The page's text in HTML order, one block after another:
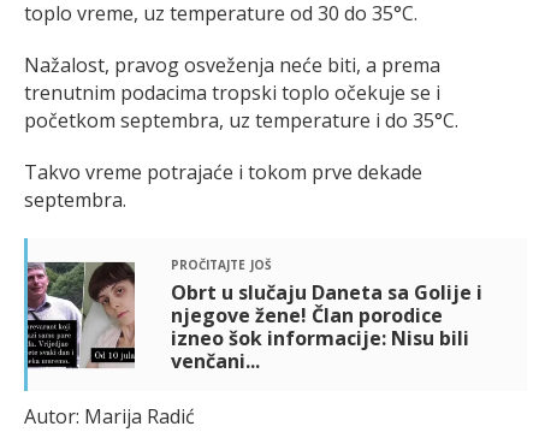
toplo vreme, uz temperature od 30 do 35°C.
Nažalost, pravog osveženja neće biti, a prema
trenutnim podacima tropski toplo očekuje se i
početkom septembra, uz temperature i do 35°C.
Takvo vreme potrajaće i tokom prve dekade
septembra.
pročitajte još
Obrt u slučaju Daneta sa Golije i
njegove žene! Član porodice
izneo šok informacije: Nisu bili
venčani...
Autor: Marija Radić